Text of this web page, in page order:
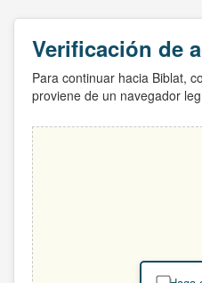
Verificación de
Para continuar hacia Biblat,
proviene de un navegador